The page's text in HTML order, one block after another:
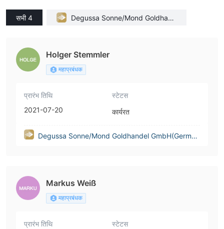
सभी 4
Degussa Sonne/Mond Goldhand
Holger Stemmler
महाप्रबंधक
प्रारंभ तिथि
2021-07-20
स्टेटस
कार्यरत
Degussa Sonne/Mond Goldhandel GmbH(German
Markus Weiß
महाप्रबंधक
प्रारंभ तिथि
स्टेटस